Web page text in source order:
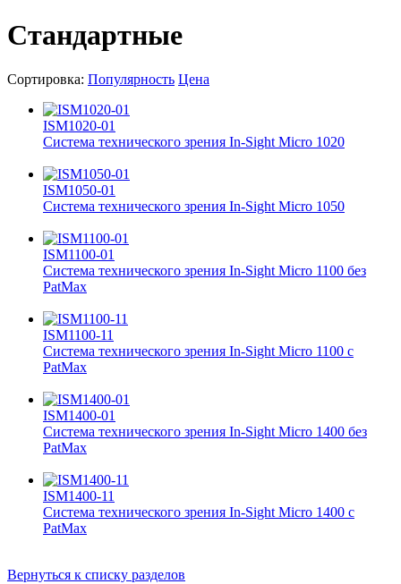
Стандартные
Сортировка: Популярность Цена
ISM1020-01
Система технического зрения In-Sight Micro 1020
ISM1050-01
Система технического зрения In-Sight Micro 1050
ISM1100-01
Система технического зрения In-Sight Micro 1100 без
PatMax
ISM1100-11
Система технического зрения In-Sight Micro 1100 с
PatMax
ISM1400-01
Система технического зрения In-Sight Micro 1400 без
PatMax
ISM1400-11
Система технического зрения In-Sight Micro 1400 с
PatMax
Вернуться к списку разделов